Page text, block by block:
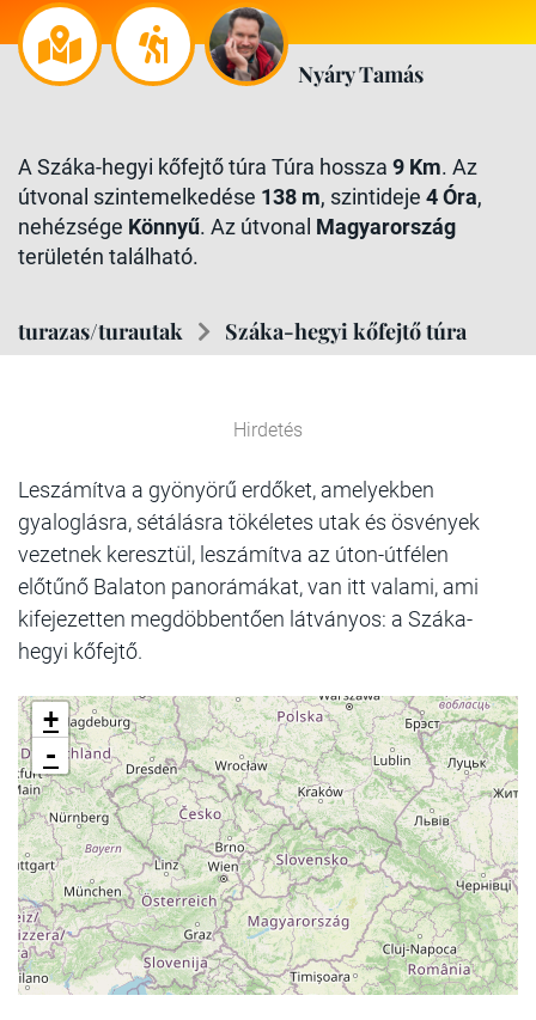
Nyáry Tamás
A Száka-hegyi kőfejtő túra Túra hossza 9 Km. Az
útvonal szintemelkedése 138 m, szintideje 4 Óra,
nehézsége Könnyű. Az útvonal Magyarország
területén található.
turazas/turautak Száka-hegyi kőfejtő túra
Hirdetés
Leszámítva a gyönyörű erdőket, amelyekben
gyaloglásra, sétálásra tökéletes utak és ösvények
vezetnek keresztül, leszámítva az úton-útfélen
előtűnő Balaton panorámákat, van itt valami, ami
kifejezetten megdöbbentően látványos: a Száka-
hegyi kőfejtő.
+
-